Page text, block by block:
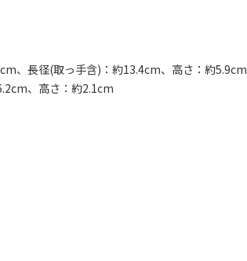
、長径(取っ手含)：約13.4cm、高さ：約5.9cm
、高さ：約2.1cm